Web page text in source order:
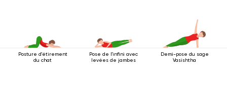
Posture d'étirement
du chat
Pose de l'infini avec
levées de jambes
Demi-pose du sage
Vasishtha